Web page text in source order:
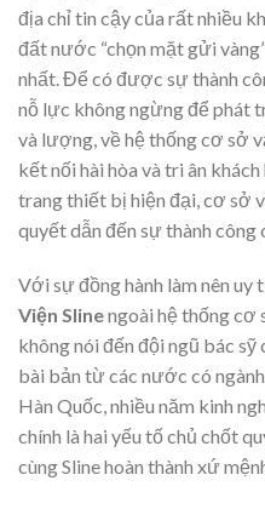
địa chỉ tin cậy của rất nhiều
đất nước “chọn mặt gửi
nhất. Để có được sự thành
nỗ lực không ngừng để phát
và lượng, về hệ thống cơ sở
kết nối hài hòa và tri ân
trang thiết bị hiện đại, cơ sở
quyết dẫn đến sự thành công
Với sự đồng hành làm nên uy
Viện Slinengoài hệ thống cơ
không nói đến đội ngũ bác
bài bản từ các nước có
Hàn Quốc, nhiều năm kinh
chính là hai yếu tố chủ chốt
cùng Sline hoàn thành xứ